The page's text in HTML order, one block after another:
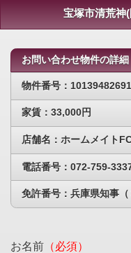
お問い合わせ物件の詳細
物件番号：
家賃：33,000円
店舗名：ホームメイト
電話番号：072-759-
免許番号：兵庫県知事
お名前 （必須）